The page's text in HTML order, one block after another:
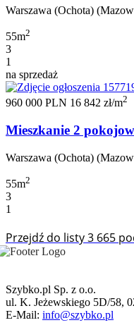
Warszawa (Ochota)
55m2
3
1
na sprzedaż
960 000 PLN 16 842 zł/m2
Mieszkanie 2
Warszawa (Ochota)
55m2
3
1
Przejdź do listy 3 665
Szybko.pl Sp. z o.o.
ul. K. Jeżewskiego 5D/58,
E-Mail: info@szybko.pl